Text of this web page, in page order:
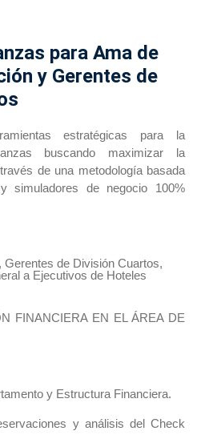
para Ama de
y Gerentes de
estratégicas para la
buscando maximizar la
de una metodología basada
simuladores de negocio 100%
de División Cuartos,
a Ejecutivos de Hoteles
FINANCIERA EN EL ÁREA DE
y Estructura Financiera.
y análisis del Check